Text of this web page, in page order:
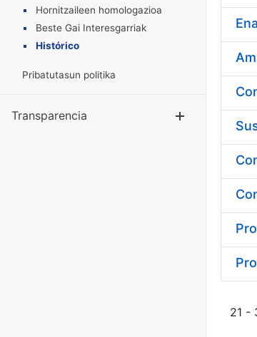
Hornitzaileen homologazioa
Beste Gai Interesgarriak
Histórico
Pribatutasun politika
Transparencia
21 -